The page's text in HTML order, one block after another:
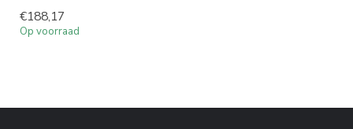
€188,17
Op voorraad